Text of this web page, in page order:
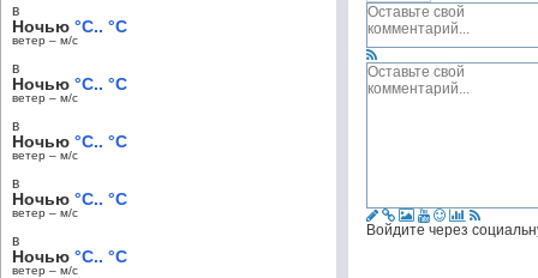
Войдите через
в
Ночью °C.. °C
ветер – м/c
в
Ночью °C.. °C
ветер – м/c
в
Ночью °C.. °C
ветер – м/c
в
Ночью °C.. °C
ветер – м/c
в
Ночью °C.. °C
ветер – м/c